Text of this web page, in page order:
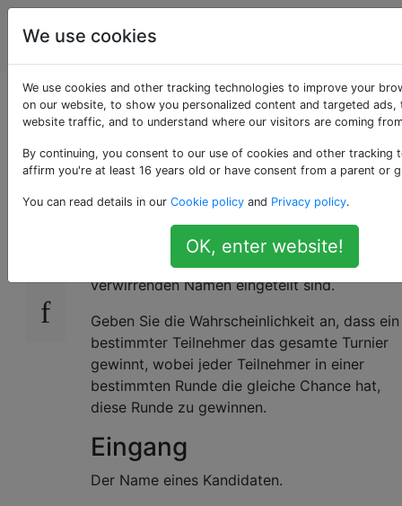
Programmierrätsel
& Code Golf
XKCD-
Das heutige XKCDist eine Art Sportturnier,
bei dem die Teilnehmer bekannte Namen
sind, die in Gruppen von möglicherweise
verwirrenden Namen eingeteilt sind.
Geben Sie die Wahrscheinlichkeit an, dass ein
bestimmter Teilnehmer das gesamte Turnier
gewinnt, wobei jeder Teilnehmer in einer
bestimmten Runde die gleiche Chance hat,
diese Runde zu gewinnen.
Eingang
Der Name eines Kandidaten.
We use cookies
We use cookies and other tracking technologies to improve your
on our website, to show you personalized content and targeted ads,
website traffic, and to understand where our visitors are coming
By continuing, you consent to our use of cookies and other tracking
affirm you're at least 16 years old or have consent from a parent or
You can read details in our Cookie policy and Privacy policy.
OK, enter website!